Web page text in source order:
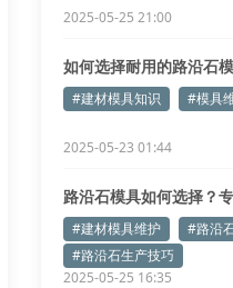
2025-05-25 21:00
如何选择耐用的路沿石
#建材模具知识 #模具
2025-05-23 01:44
路沿石模具如何选择？
#建材模具维护
#路沿
#路沿石生产技巧
2025-05-25 16:35